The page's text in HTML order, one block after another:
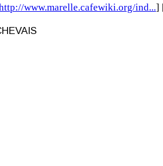
www.marelle.cafewiki.org/ind...]